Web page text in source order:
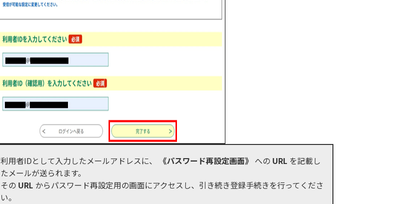
利用者IDとして入力したメールアドレスに、 《パスワード再設定画面》 への URL を記載し
たメールが送られます。
その URL からパスワード再設定用の画面にアクセスし、引き続き登録手続きを行ってくださ
い。